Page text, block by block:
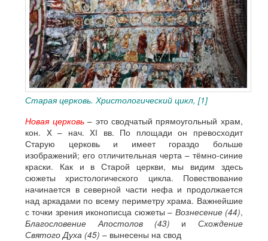
Старая церковь. Христологический цикл, [1]
Новая церковь– это сводчатый прямоугольный храм,
кон. X – нач. XI вв. По площади он превосходит
Старую церковь и имеет гораздо больше
изображений; его отличительная черта – тёмно-синие
краски. Как и в Старой церкви, мы видим здесь
сюжеты христологического цикла. Повествование
начинается в северной части нефа и продолжается
над аркадами по всему периметру храма. Важнейшие
с точки зрения иконописца сюжеты – Вознесение (44),
Благословение Апостолов (43) и Схождение
Святого Духа (45) – вынесены на свод